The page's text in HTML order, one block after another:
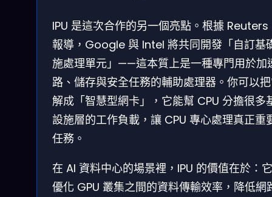
IPU 是這次合作的另一個亮點。根據 Reuters
報導，Google 與 Intel 將共同開發「自訂基
施處理單元」——這本質上是一種專門用於加
路、儲存與安全任務的輔助處理器。你可以
解成「智慧型網卡」，它能幫 CPU 分擔很多
設施層的工作負載，讓 CPU 專心處理真正重
任務。
在 AI 資料中心的場景裡，IPU 的價值在於：
優化 GPU 叢集之間的資料傳輸效率，降低網